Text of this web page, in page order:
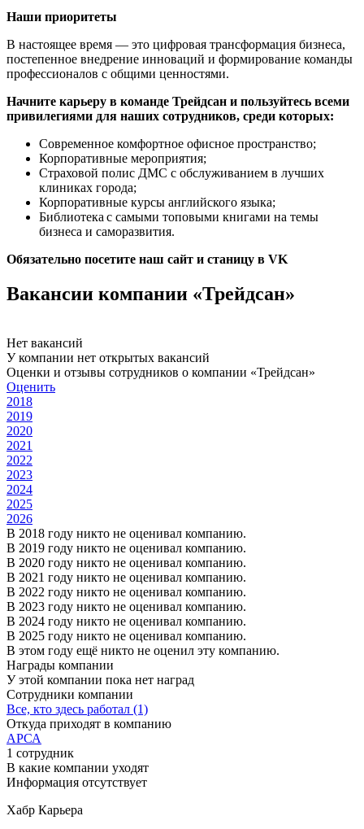
Наши приоритеты
В настоящее время — это цифровая трансформация бизнеса,
постепенное внедрение инноваций и формирование команды
профессионалов с общими ценностями.
Начните карьеру в команде Трейдсан и пользуйтесь всеми
привилегиями для наших сотрудников, среди которых:
Современное комфортное офисное пространство;
Корпоративные мероприятия;
Страховой полис ДМС с обслуживанием в лучших
клиниках города;
Корпоративные курсы английского языка;
Библиотека с самыми топовыми книгами на темы
бизнеса и саморазвития.
Обязательно посетите наш сайт и станицу в VK
Вакансии компании «Трейдсан»
Нет вакансий
У компании нет открытых вакансий
Оценки и отзывы сотрудников о компании «Трейдсан»
Оценить
2018
2019
2020
2021
2022
2023
2024
2025
2026
В 2018 году никто не оценивал компанию.
В 2019 году никто не оценивал компанию.
В 2020 году никто не оценивал компанию.
В 2021 году никто не оценивал компанию.
В 2022 году никто не оценивал компанию.
В 2023 году никто не оценивал компанию.
В 2024 году никто не оценивал компанию.
В 2025 году никто не оценивал компанию.
В этом году ещё никто не оценил эту компанию.
Награды компании
У этой компании пока нет наград
Сотрудники компании
Все, кто здесь работал (1)
Откуда приходят в компанию
АРСА
1 сотрудник
В какие компании уходят
Информация отсутствует
Хабр Карьера